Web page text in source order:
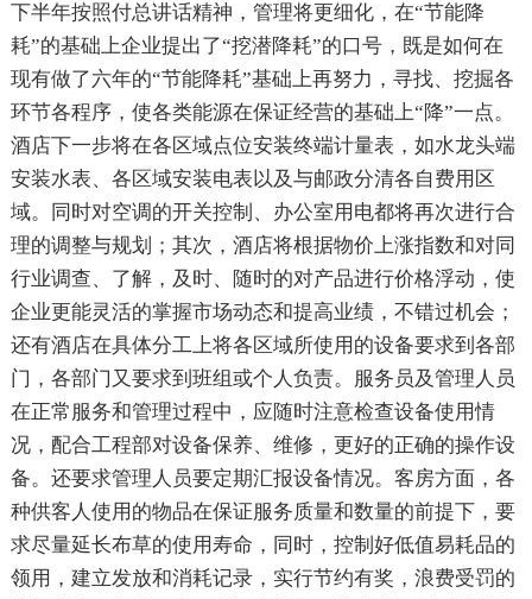
下半年按照付总讲话精神，管理将更细化，在“节能降
耗”的基础上企业提出了“挖潜降耗”的口号，既是如何在
现有做了六年的“节能降耗”基础上再努力，寻找、挖掘各
环节各程序，使各类能源在保证经营的基础上“降”一点。
酒店下一步将在各区域点位安装终端计量表，如水龙头端
安装水表、各区域安装电表以及与邮政分清各自费用区
域。同时对空调的开关控制、办公室用电都将再次进行合
理的调整与规划；其次，酒店将根据物价上涨指数和对同
行业调查、了解，及时、随时的对产品进行价格浮动，使
企业更能灵活的掌握市场动态和提高业绩，不错过机会；
还有酒店在具体分工上将各区域所使用的设备要求到各部
门，各部门又要求到班组或个人负责。服务员及管理人员
在正常服务和管理过程中，应随时注意检查设备使用情
况，配合工程部对设备保养、维修，更好的正确的操作设
备。还要求管理人员要定期汇报设备情况。客房方面，各
种供客人使用的物品在保证服务质量和数量的前提下，要
求尽量延长布草的使用寿命，同时，控制好低值易耗品的
领用，建立发放和消耗记录，实行节约有奖，浪费受罚的